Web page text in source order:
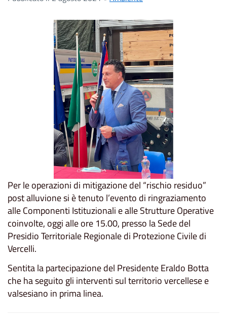
Per le operazioni di mitigazione del “rischio residuo”
post alluvione si è tenuto l’evento di ringraziamento
alle Componenti Istituzionali e alle Strutture Operative
coinvolte, oggi alle ore 15.00, presso la Sede del
Presidio Territoriale Regionale di Protezione Civile di
Vercelli.
Sentita la partecipazione del Presidente Eraldo Botta
che ha seguito gli interventi sul territorio vercellese e
valsesiano in prima linea.